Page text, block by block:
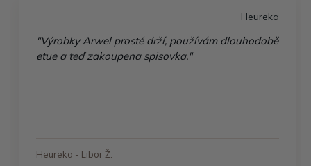
Heureka
"Výrobky Arwel prostě drží, používám dlouhodobě
etue a teď zakoupena spisovka."
Heureka - Libor Ž.